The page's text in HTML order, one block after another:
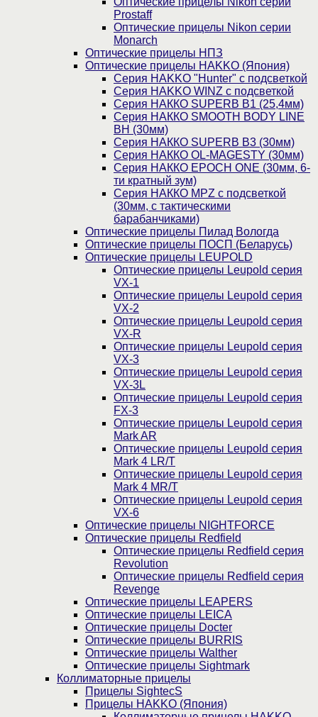
Prostaff
Оптические прицелы Nikon серии
Monarch
Оптические прицелы НПЗ
Оптические прицелы HAKKO (Япония)
Cерия HAKKO "Hunter" с подсветкой
Серия НAKKO WINZ с подсветкой
Серия НАККО SUPERB B1 (25,4мм)
Серия НАККО SMOOTH BODY LINE
BH (30мм)
Серия НАККО SUPERB B3 (30мм)
Серия НАККО OL-MAGESTY (30мм)
Серия НАККО EPOCH ONE (30мм, 6-
ти кратный зум)
Серия НАККО MPZ с подсветкой
(30мм, c тактическими
барабанчиками)
Оптические прицелы Пилад Вологда
Оптические прицелы ПОСП (Беларусь)
Оптические прицелы LEUPOLD
Оптические прицелы Leupold серия
VX-1
Оптические прицелы Leupold серия
VX-2
Оптические прицелы Leupold серия
VX-R
Оптические прицелы Leupold серия
VX-3
Оптические прицелы Leupold серия
VX-3L
Оптические прицелы Leupold серия
FX-3
Оптические прицелы Leupold серия
Mark AR
Оптические прицелы Leupold серия
Mark 4 LR/T
Оптические прицелы Leupold серия
Mark 4 MR/T
Оптические прицелы Leupold серия
VX-6
Оптические прицелы NIGHTFORCE
Оптические прицелы Redfield
Оптические прицелы Redfield серия
Revolution
Оптические прицелы Redfield серия
Revenge
Оптические прицелы LEAPERS
Оптические прицелы LEICA
Оптические прицелы Docter
Оптические прицелы BURRIS
Оптические прицелы Walther
Оптические прицелы Sightmark
Коллиматорные прицелы
Прицелы SightecS
Прицелы HAKKO (Япония)